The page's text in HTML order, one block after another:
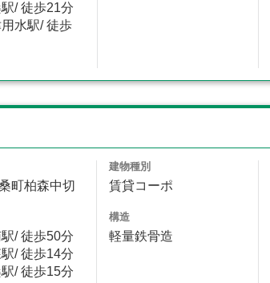
/ 徒歩21分
水駅/ 徒歩
町柏森中切
/ 徒歩50分
/ 徒歩14分
/ 徒歩15分
建物種別
賃貸コーポ
構造
軽量鉄骨造